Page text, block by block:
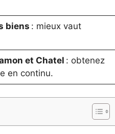
biens : mieux vaut
et Chatel : obtenez
en continu.